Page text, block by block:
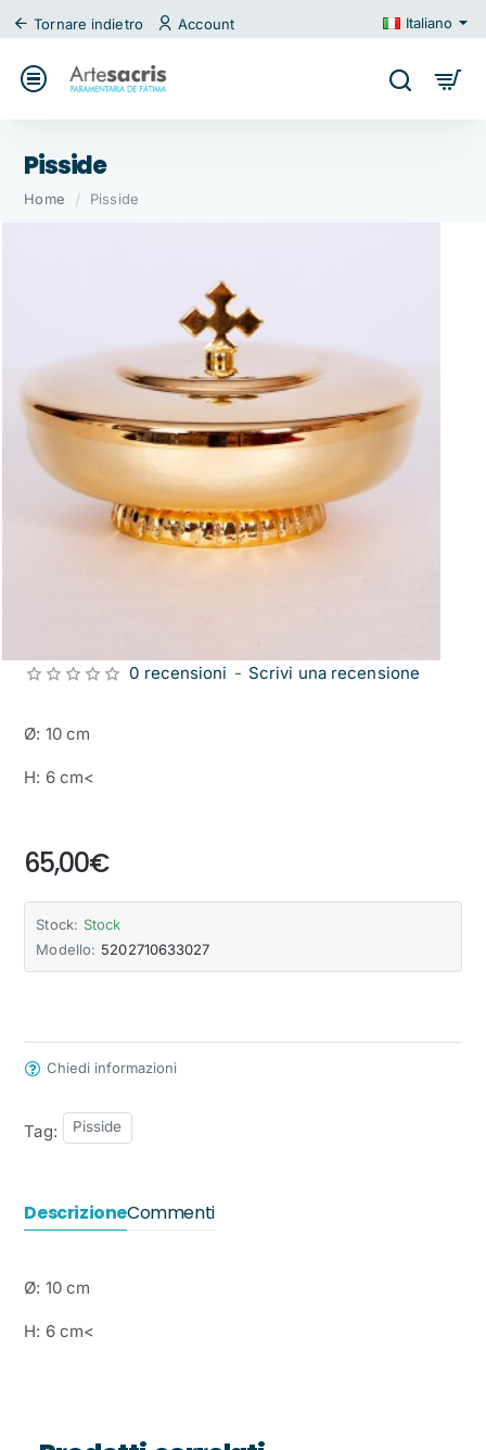
Tornare indietro Account Italiano
Pisside
HomehomePisside
Ø: 10 cm
H: 6 cm<
Stock: Stock
Modello: 5202710633027
0 recensioni - Scrivi una recensione
65,00€
Chiedi informazioni
Tag: Pisside
DescrizioneCommenti
Ø: 10 cm
H: 6 cm<